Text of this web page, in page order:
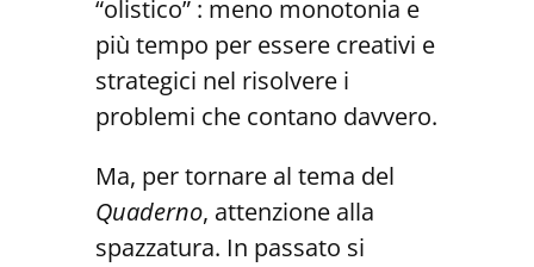
“olistico” : meno monotonia e
più tempo per essere creativi e
strategici nel risolvere i
problemi che contano davvero.
Ma, per tornare al tema del
Quaderno, attenzione alla
spazzatura. In passato si